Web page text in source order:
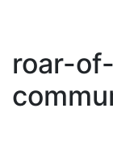
roar-